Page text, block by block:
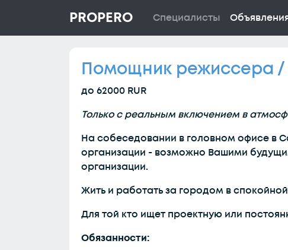
PROPERO Специалисты
Помощник режиссера
до 62000 RUR
Только с реальным включением в
На собеседовании в головном офисе в
организации - возможно Вашими
организации.
Жить и работать за городом в
Для той кто ищет проектную или
Обязанности: